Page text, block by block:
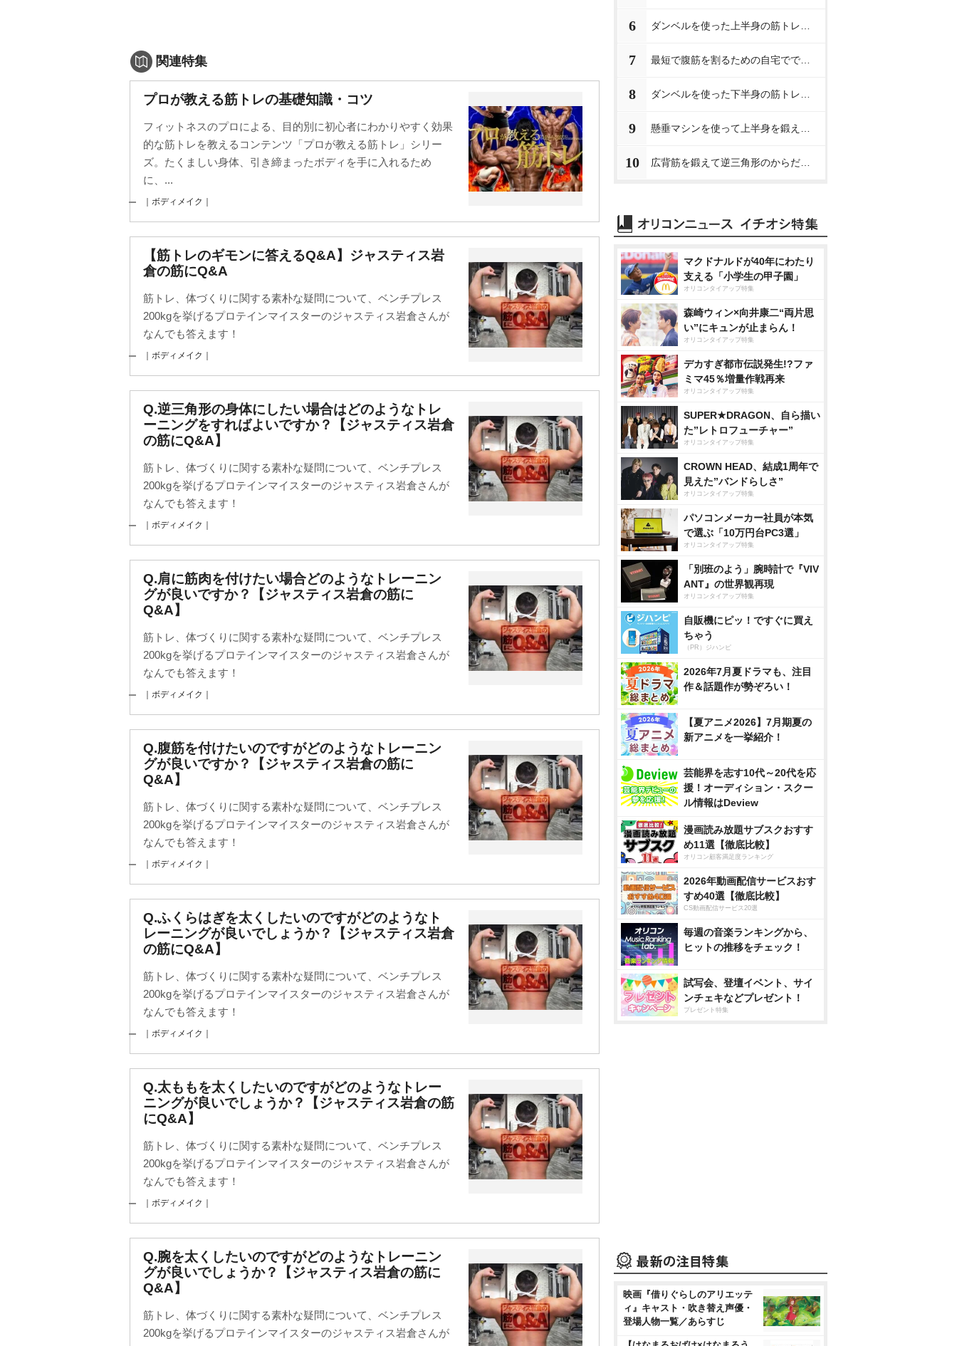
関連特集
プロが教える筋トレの基礎知識・コツ
フィットネスのプロによる、目的別に初心者にわかりやすく効果
的な筋トレを教えるコンテンツ「プロが教える筋トレ」シリー
ズ。たくましい身体、引き締まったボディを手に入れるため
に、...
｜ボディメイク｜
【筋トレのギモンに答えるQ&A】ジャスティス
倉の筋にQ&A
筋トレ、体づくりに関する素朴な疑問について、ベンチプレス
200kgを挙げるプロテインマイスターのジャスティス岩倉さんが
なんでも答えます！
｜ボディメイク｜
Q.逆三角形の身体にしたい場合はどのようなトレ
ーニングをすればよいですか？【ジャスティス岩倉
の筋にQ&A】
筋トレ、体づくりに関する素朴な疑問について、ベンチプレス
200kgを挙げるプロテインマイスターのジャスティス岩倉さんが
なんでも答えます！
｜ボディメイク｜
Q.肩に筋肉を付けたい場合どのようなトレーニン
グが良いですか？【ジャスティス岩倉の筋に
Q&A】
筋トレ、体づくりに関する素朴な疑問について、ベンチプレス
200kgを挙げるプロテインマイスターのジャスティス岩倉さんが
なんでも答えます！
｜ボディメイク｜
Q.腹筋を付けたいのですがどのようなトレーニン
グが良いですか？【ジャスティス岩倉の筋に
Q&A】
筋トレ、体づくりに関する素朴な疑問について、ベンチプレス
200kgを挙げるプロテインマイスターのジャスティス岩倉さんが
なんでも答えます！
｜ボディメイク｜
Q.ふくらはぎを太くしたいのですがどのようなト
レーニングが良いでしょうか？【ジャスティス岩倉
の筋にQ&A】
筋トレ、体づくりに関する素朴な疑問について、ベンチプレス
200kgを挙げるプロテインマイスターのジャスティス岩倉さんが
なんでも答えます！
｜ボディメイク｜
Q.太ももを太くしたいのですがどのようなトレー
ニングが良いでしょうか？【ジャスティス岩倉の筋
にQ&A】
筋トレ、体づくりに関する素朴な疑問について、ベンチプレス
200kgを挙げるプロテインマイスターのジャスティス岩倉さんが
なんでも答えます！
｜ボディメイク｜
Q.腕を太くしたいのですがどのようなトレーニン
グが良いでしょうか？【ジャスティス岩倉の筋に
Q&A】
筋トレ、体づくりに関する素朴な疑問について、ベンチプレス
200kgを挙げるプロテインマイスターのジャスティス岩倉さんが
6
7
8
9
10
マクドナルドが40年にわたり
支える「小学生の甲子園」
オリコンタイアップ特集
森崎ウィン×向井康二“両片思
い”にキュンが止まらん！
オリコンタイアップ特集
デカすぎ都市伝説発生!?ファ
ミマ45％増量作戦再来
オリコンタイアップ特集
SUPER★DRAGON、自ら描い
た”レトロフューチャー”
オリコンタイアップ特集
CROWN HEAD、結成1周年で
見えた”バンドらしさ”
オリコンタイアップ特集
パソコンメーカー社員が本気
で選ぶ「10万円台PC3選」
オリコンタイアップ特集
「別班のよう」腕時計で『VIV
ANT』の世界観再現
オリコンタイアップ特集
自販機にピッ！ですぐに買え
ちゃう
（PR）ジハンピ
2026年7月夏ドラマも、注目
作＆話題作が勢ぞろい！
【夏アニメ2026】7月期夏の
新アニメを一挙紹介！
芸能界を志す10代～20代を応
援！オーディション・スクー
ル情報はDeview
漫画読み放題サブスクおすす
め11選【徹底比較】
オリコン顧客満足度ランキング
2026年動画配信サービスおす
すめ40選【徹底比較】
CS動画配信サービス20選
毎週の音楽ランキングから、
ヒットの推移をチェック！
試写会、登壇イベント、サイ
ンチェキなどプレゼント！
プレゼント特集
映画『借りぐらしのアリエッテ
ィ』キャスト・吹き替え声優・
登場人物一覧／あらすじ